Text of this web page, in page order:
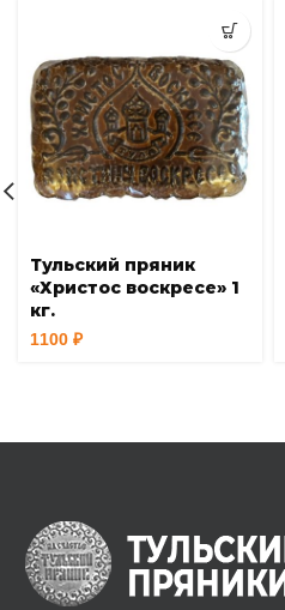
Тульский пряник
«Христос воскресе» 1
кг.
1100 ₽